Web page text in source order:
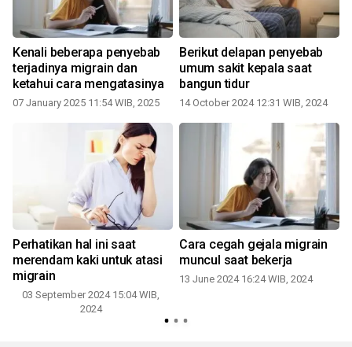
Kenali beberapa penyebab
terjadinya migrain dan
ketahui cara mengatasinya
07 January 2025 11:54 WIB, 2025
Berikut delapan penyebab
umum sakit kepala saat
bangun tidur
14 October 2024 12:31 WIB, 2024
Perhatikan hal ini saat
merendam kaki untuk atasi
migrain
03 September 2024 15:04 WIB,
2024
Cara cegah gejala migrain
muncul saat bekerja
13 June 2024 16:24 WIB, 2024